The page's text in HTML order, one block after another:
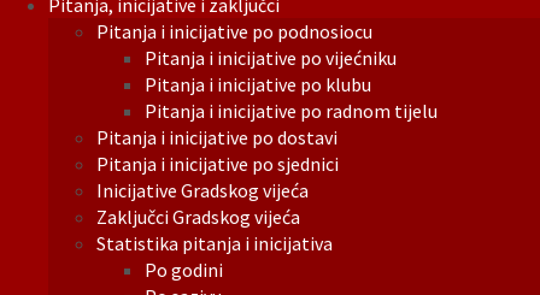
Pitanja, inicijative i zaključci
Pitanja i inicijative po podnosiocu
Pitanja i inicijative po vijećniku
Pitanja i inicijative po klubu
Pitanja i inicijative po radnom tijelu
Pitanja i inicijative po dostavi
Pitanja i inicijative po sjednici
Inicijative Gradskog vijeća
Zaključci Gradskog vijeća
Statistika pitanja i inicijativa
Po godini